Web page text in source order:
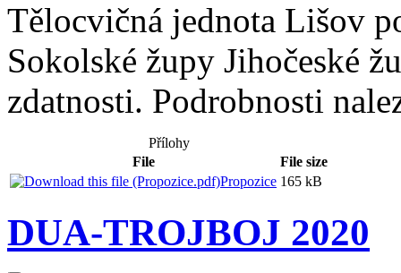
Tělocvičná jednota Lišov
Sokolské župy Jihočeské
zdatnosti. Podrobnosti
Přílohy
File
File size
Propozice 165 kB
DUA-TROJBOJ 2020